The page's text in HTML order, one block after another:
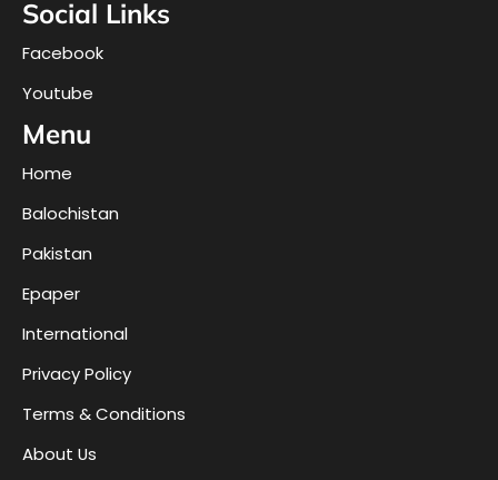
Social Links
Facebook
Youtube
Menu
Home
Balochistan
Pakistan
Epaper
International
Privacy Policy
Terms & Conditions
About Us